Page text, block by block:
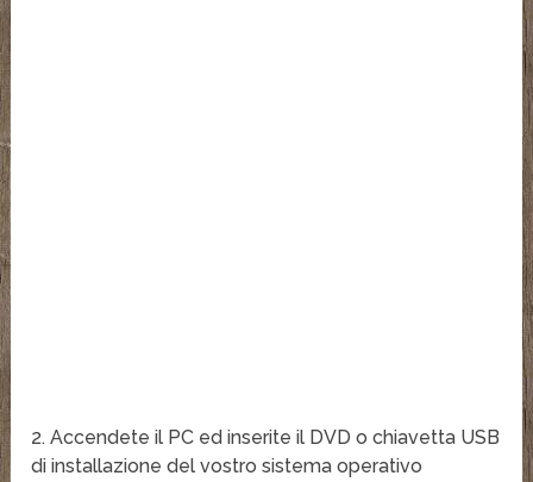
2. Accendete il PC ed inserite il DVD o chiavetta USB
di installazione del vostro sistema operativo